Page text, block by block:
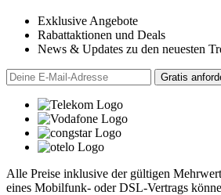
Exklusive Angebote
Rabattaktionen und Deals
News & Updates zu den neuesten
Alle Preise inklusive der gültigen
eines Mobilfunk- oder DSL-Vertrags